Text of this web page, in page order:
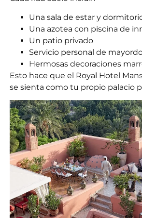
Una sala de estar y
Una azotea con piscina de
Un patio privado
Servicio personal de
Hermosas decoraciones
Esto hace que el Royal Hotel
se sienta como tu propio palacio